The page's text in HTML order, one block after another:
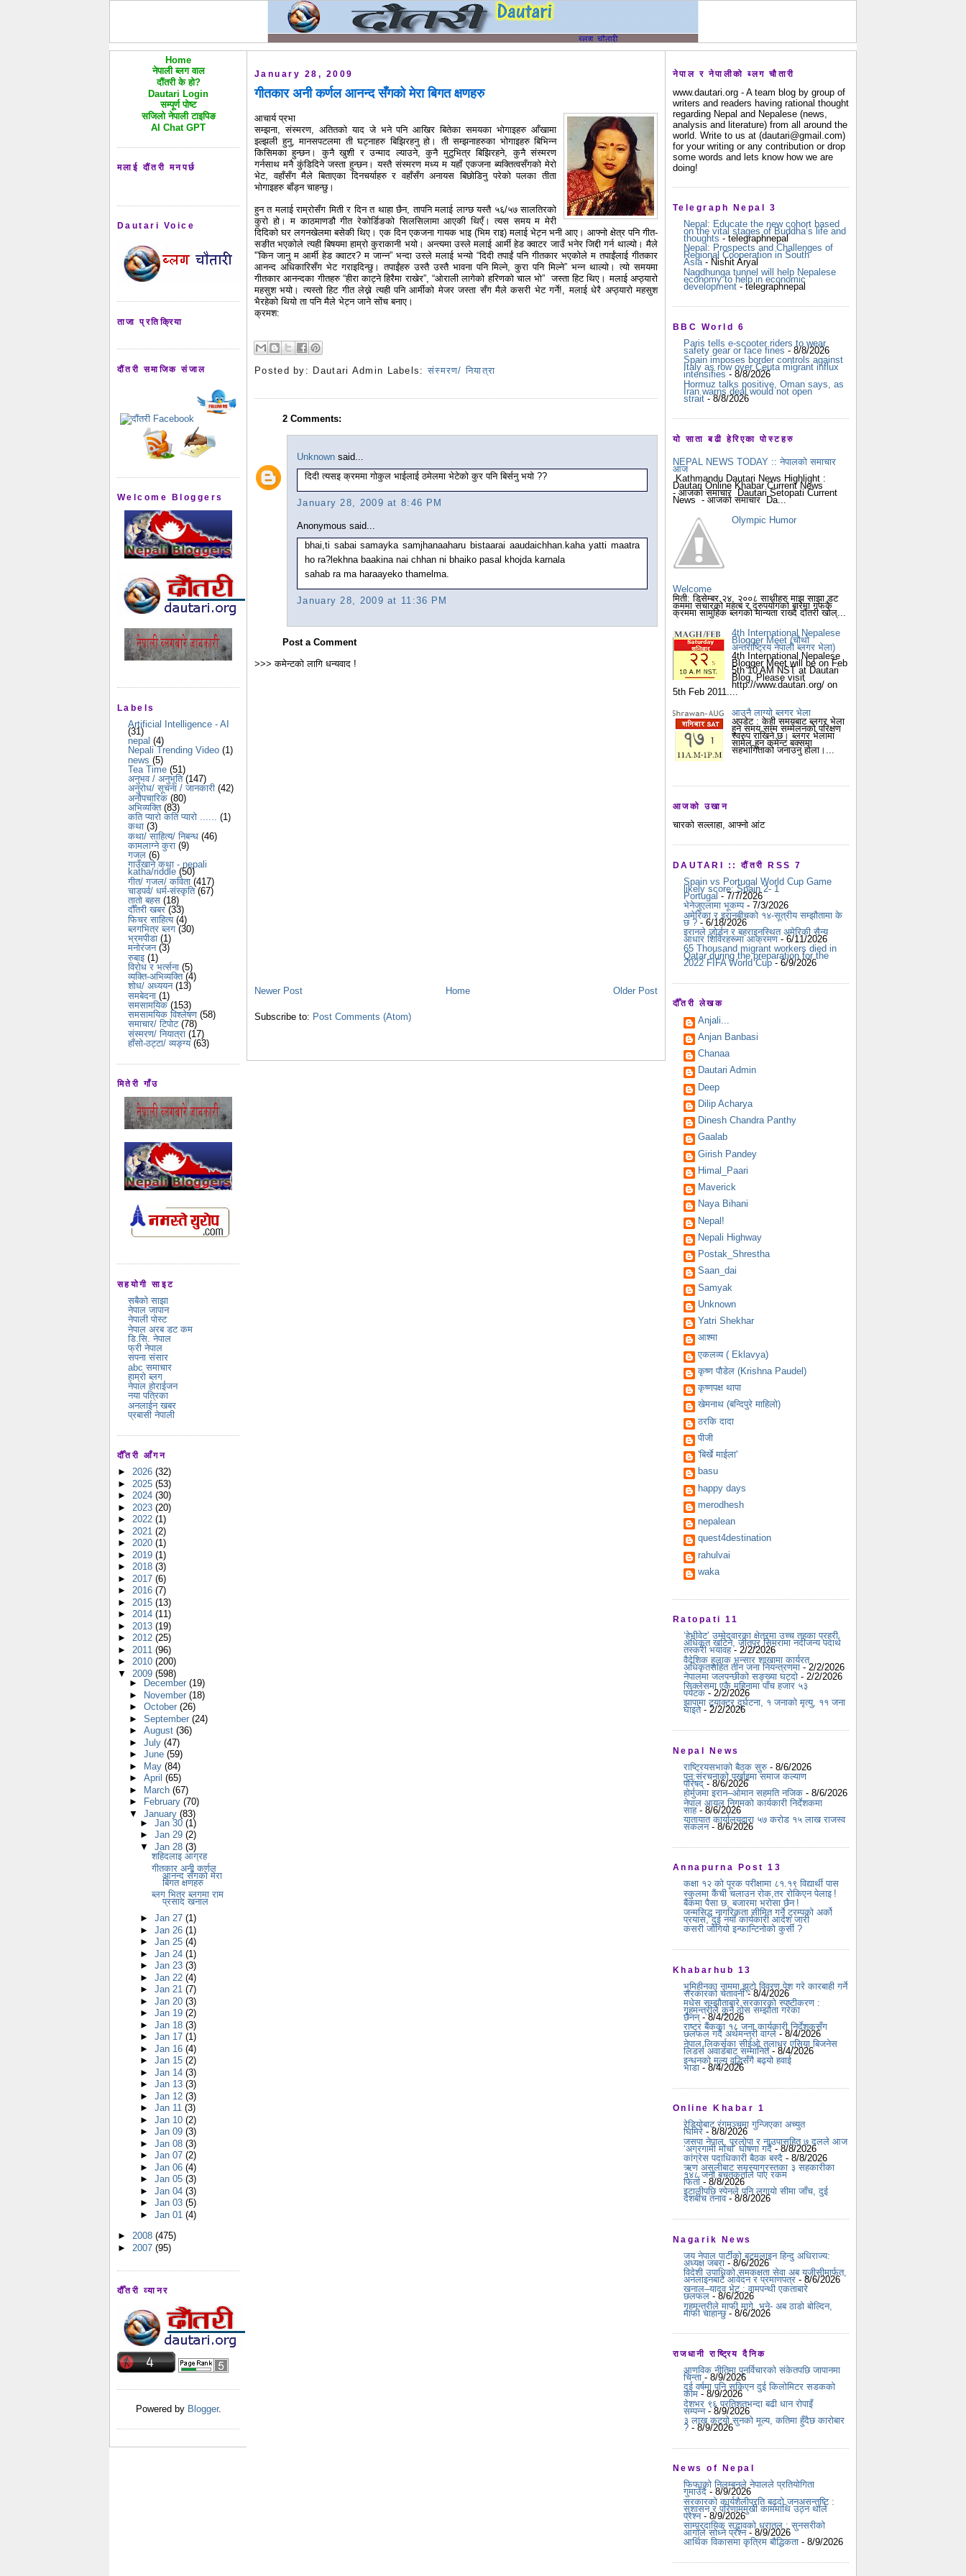
Home
नेपाली ब्लग वाल
दौंतरी के हो?
Dautari Login
सम्पूर्ण पोष्ट
सजिलो नेपाली टाइपिङ
AI Chat GPT
मलाई दौंतरी मनपर्छ
Dautari Voice
ताजा प्रतिक्रिया
दौंतरी समाजिक संजाल
Welcome Bloggers
Labels
Artificial Intelligence - AI
(31)
nepal (4)
Nepali Trending Video (1)
news (5)
Tea Time (51)
अनुभव / अनुभूति (147)
अनुरोध/ सूचना / जानकारी (42)
अनौपचारिक (80)
अभिव्यक्ति (83)
कति प्यारो कति प्यारो ...... (1)
कथा (3)
कथा/ साहित्य/ निबन्ध (46)
कामलाग्ने कुरा (9)
गजल (6)
गाउँखाने कथा - nepali
katha/riddle (50)
गीत/ गजल/ कविता (417)
चाडपर्व/ धर्म-संस्कृति (67)
तातो बहस (18)
दौँतरी खबर (33)
फिचर साहित्य (4)
ब्लगभित्र ब्लग (30)
भ्रमपीडा (1)
मनोरंजन (3)
रुबाइ (1)
विरोध र भर्त्सना (5)
व्यक्ति-अभिव्यक्ति (4)
शोध/ अध्ययन (13)
समबेदना (1)
समसामयिक (153)
समसामयिक विश्लेषण (58)
समाचार/ टिपोट (78)
संस्मरण/ नियात्रा (17)
हाँसो-ठट्टा/ व्यङ्ग्य (63)
मितेरी गाँउ
सहयोगी साइट
सबैको साझा
नेपाल जापान
नेपाली पोस्ट
नेपाल अरब डट कम
डि.सि. नेपाल
फ्री नेपाल
सपना संसार
abc समाचार
हाम्रो ब्लग
नेपाल होराईजन
नया पत्रिका
अनलाईन खबर
प्रबासी नेपाली
दौँतरी आँगन
► 2026 (32)
► 2025 (53)
► 2024 (30)
► 2023 (20)
► 2022 (1)
► 2021 (2)
► 2020 (1)
► 2019 (1)
► 2018 (3)
► 2017 (6)
► 2016 (7)
► 2015 (13)
► 2014 (11)
► 2013 (19)
► 2012 (25)
► 2011 (96)
► 2010 (200)
▼ 2009 (598)
►
December (19)
► November (18)
► October (26)
► September (24)
► August (36)
► July (47)
► June (59)
► May (84)
► April (65)
► March (67)
►
February (70)
▼ January (83)
►Jan 30(1)
►Jan 29(2)
▼Jan 28(3)
शहिदलाइ आग्रह
गीतकार अनी कर्णल
आनन्द सँगको मेरा
बिगत क्षणहरु
ब्लग भित्र ब्लगमा राम
प्रसाद खनाल
►Jan 27(1)
►Jan 26(1)
►Jan 25(4)
►Jan 24(1)
►Jan 23(3)
►Jan 22(4)
►Jan 21(7)
►Jan 20(3)
►Jan 19(2)
►Jan 18(3)
►Jan 17(1)
►Jan 16(4)
►Jan 15(2)
►Jan 14(3)
►Jan 13(3)
►Jan 12(3)
►Jan 11(3)
►Jan 10(2)
►Jan 09(3)
►Jan 08(3)
►Jan 07(2)
►Jan 06(4)
►Jan 05(3)
►Jan 04(3)
►Jan 03(5)
►Jan 01(4)
► 2008 (475)
► 2007 (95)
दौँतरी व्यानर
Powered by Blogger.
January 28, 2009
गीतकार अनी कर्णल आनन्द सँगको मेरा बिगत क्षणहरु
आचार्य प्रभा
सम्झना, संस्मरण, अतितको याद जे भने पनि आखिर बितेका समयका भोगाइहरु आँखामा
झ्ल्झली हुनु, मानसपटलमा ती घट्नाहरु बिझिरहनु हो। ती सम्झनाहरुका भोगाइहरु बिभिन्न
किसिमका हुन्छन। कुनै खुशी र उन्माद ल्याउने, कुनै मुटुभित्र बिझिरहने, कुनै संस्मरण
गर्नसाथ मनै कुंडिदिने जस्ता हुन्छन। यस्तै संस्मरण मध्य म यहाँ एकजना ब्यक्तित्वसँगको मेरो
भेट, वहाँसँग मैले बिताएका दिनचर्याहरु र वहाँसँग अनायस बिछोडिनु परेको पलका तीता
भोगाइहरु बाँड्न चाहन्छु।
हुन त मलाई राम्रोसँग मिती र दिन त थाहा छैन, तापनि मलाई लाग्छ यस्तै ५६/५७ सालतिरको
कुरो हो। म काठमाणडौ गीत रेकोर्डिङको सिलसिलामा आएकी थिएँ। त्यस समय म मेरी
दिदिको घर लगनखेलमा बसेकी थिए। एक दिन एकजना गायक भाइ (भिमराइ) मलाई भेट्न भनी आए। आफ्नो क्षेत्र पनि गीत-
सङीत भएकोले त्यही बिषयमा हाम्रो कुराकानी भयो। अन्त्यमा उस्ले मलाई आर्मी हेड क्वाटर जाउँ भनेर जिद्दी गर्न थाल्यो। मैले
'”किन जानु म आर्मी हेड क्वाटर? म जान्न” भन्दा उस्ले मलाई भन्यो “दिदी तपाईं पनि गीतकार भएकोले म तपाईंलाई गीतकार
आनन्द अधिकारिसँग भेट गराइदिन्छु। तपाईंहरु उस्तै उस्तै भावना पनि मिल्ने, कुरा पनि मिल्ने” भन्न थाल्यो। त्यो समयमा
गीतकार आनन्दका गीतहरु “हीरा काट्ने हिरैमा राखेर”, “ओराली लागेको हरिणको चाल भो” जस्ता हिट थिए। मलाई अप्ठ्यारो
महसुश भयो। त्यस्तो हिट गीत लेख्ने त्यही पनि आर्मीको मेजर जस्ता सँग मैले कसरी भेट गर्ने!, मलाई धेरै अप्ठ्यारो महसुश
भैरहेको थियो ता पनि मैले भेट्न जाने सोंच बनाए।
क्रमश:
Posted by: Dautari Admin Labels:संस्मरण/ नियात्रा
2 Comments:
Unknown said...
दिदी त्यसइ क्रममा गोकुल भाईलाई ठमेलमा भेटेको कुर पनि बिर्सनु भयो ??
January 28, 2009 at 8:46 PM
Anonymous said...
bhai,ti sabai samayka samjhanaaharu bistaarai aaudaichhan.kaha yatti maatra
ho ra?lekhna baakina nai chhan ni bhaiko pasal khojda karnala
sahab ra ma haraayeko thamelma.
January 28, 2009 at 11:36 PM
Post a Comment
>>> कमेन्टको लागि धन्यवाद !
Newer Post Older Post
Home
Subscribe to: Post Comments (Atom)
नेपाल र नेपालीको ब्लग चौतारी
www.dautari.org - A team blog by group of
writers and readers having rational thought
regarding Nepal and Nepalese (news,
analysis and literature) from all around the
world. Write to us at (dautari@gmail.com)
for your writing or any contribution or drop
some words and lets know how we are
doing!
Telegraph Nepal 3
Nepal: Educate the new cohort based
on the vital stages of Buddha’s life and
thoughts - telegraphnepal
Nepal: Prospects and Challenges of
Regional Cooperation in South
Asia- Nishit Aryal
Nagdhunga tunnel will help Nepalese
economy to help in economic
development - telegraphnepal
BBC World 6
Paris tells e-scooter riders to wear
safety gear or face fines - 8/8/2026
Spain imposes border controls against
Italy as row over Ceuta migrant influx
intensifies - 8/8/2026
Hormuz talks positive, Oman says, as
Iran warns deal would not open
strait- 8/8/2026
यो साता बढी हेरिएका पोस्टहरु
NEPAL NEWS TODAY :: नेपालको समाचार
आज
Kathmandu Dautari News Highlight :
Dautari Online Khabar Current News
- आजको समाचार Dautari Setopati Current
News - आजको समाचार Da...
Olympic Humor
Welcome
मिती: डिसेम्बर २४, २००८ साथीहरु माझ साझा डट
कममा संचारको महत्ब र दुरुपयोगको बारेमा गफकै
क्रममा सामुहिक ब्लगको मान्यता राख्दै दौंतरी खोल्...
4th International Nepalese
Blogger Meet (चौथो
अन्तराष्ट्रिय नेपाली ब्लगर भेला)
4th International Nepalese
Blogger Meet will be on Feb
5th 10 AM NST at Dautari
Blog. Please visit
http://www.dautari.org/ on
5th Feb 2011....
आउनै लाग्यो ब्लगर भेला
अपडेट : केही समयबाट ब्लगर भेला
हुने समय सम्म सम्मेलनको परिक्षण
स्वरुप राखिने छ। ब्लगर भेलामा
सामेल हुन कमेन्ट बक्समा
सहभागिताको जनाउनु होला।...
आजको उखान
चारको सल्लाहा, आफ्नो आंट
DAUTARI :: दौंतरी RSS 7
Spain vs Portugal World Cup Game
likely score: Spain 2- 1
Portugal - 7/7/2026
भेनेजुएलामा भूकम्प- 7/3/2026
अमेरिका र इरानबीचको १४-सूत्रीय सम्झौतामा के
छ ? - 6/18/2026
इरानले जोर्डन र बहराइनस्थित अमेरिकी सैन्य
आधार शिविरहरूमा आक्रमण - 6/11/2026
65 Thousand migrant workers died in
Qatar during the preparation for the
2022 FIFA World Cup - 6/9/2026
दौँतरी लेखक
Anjali...
Anjan Banbasi
Chanaa
Dautari Admin
Deep
Dilip Acharya
Dinesh Chandra Panthy
Gaalab
Girish Pandey
Himal_Paari
Maverick
Naya Bihani
Nepal!
Nepali Highway
Postak_Shrestha
Saan_dai
Samyak
Unknown
Yatri Shekhar
आश्मा
एकलव्य ( Eklavya)
कृष्ण पौडेल (Krishna Paudel)
कृष्णपक्ष थापा
खेमनाथ (बन्दिपुरे माहिलो)
ठरकि दादा
पीजी
'बिर्खे माईला'
basu
happy days
merodhesh
nepalean
quest4destination
rahulvai
waka
Ratopati 11
‘हेभीवेट’ उम्मेदवारका क्षेत्रमा उच्च तहका प्रहरी
अधिकृत खटिने, जीतपुर सिमरामा नदीजन्य पदार्थ
तस्करी भयावह- 2/2/2026
वैदेशिक हुलाक भन्सार शाखामा कार्यरत
अधिकृतसहित तीन जना नियन्त्रणमा - 2/2/2026
नेपालमा जलपन्छीको सङ्ख्या घट्दो - 2/2/2026
सिक्लेसमा एकै महिनामा पाँच हजार ५३
पर्यटक - 2/2/2026
झापामा ट्र्याक्टर दुर्घटना, १ जनाको मृत्यु, ११ जना
घाइते- 2/2/2026
Nepal News
राष्ट्रियसभाको बैठक सुरु- 8/6/2026
पुन:संरचनाको पर्खाइमा समाज कल्याण
परिषद् - 8/6/2026
होर्मुजमा इरान–ओमान सहमति नजिक - 8/6/2026
नेपाल आयल निगमको कार्यकारी निर्देशकमा
साह- 8/6/2026
यातायात कार्यालयद्वारा ५७ करोड १५ लाख राजस्व
संकलन- 8/6/2026
Annapurna Post 13
कक्षा १२ को पूरक परीक्षामा ८१.१९ विद्यार्थी पास
स्कुलमा कैंची चलाउन रोक,तर रोकिएन पेलाइ !
बैंकमा पैसा छ, बजारमा भरोसा छैन !
जन्मसिद्ध नागरिकता सीमित गर्ने ट्रम्पको अर्को
प्रयास, दुई नयाँ कार्यकारी आदेश जारी
कसरी जोगियो इन्फान्टिनोको कुर्सी ?
Khabarhub 13
भूमिहीनका नाममा झूटो विवरण पेश गरे कारबाही गर्ने
सरकारको चेतावनी- 8/4/2026
मधेस सम्झौताबारे सरकारको स्पष्टीकरण :
गृहमन्त्रीले कुनै ठोस सम्झौता गरेका
छैनन्- 8/4/2026
राष्ट्र बैंकका १८ जना कार्यकारी निर्देशकसँग
छलफल गर्दै अर्थमन्त्री वाग्ले - 8/4/2026
नेपाल लिकर्सका सीईओ तुलाधर एसिया बिजनेस
लिडर्स अवार्डबाट सम्मानित- 8/4/2026
इन्धनको मूल्य वृद्धिसँगै बढ्यो हवाई
भाडा - 8/4/2026
Online Khabar 1
रेडियोबाट रंगमञ्चमा गुन्जिएका अच्युत
घिमिरे - 8/8/2026
जसपा नेपाल, प्रलोपा र नाउपासहित ७ दलले आज
‘अग्रगामी मोर्चा’ घोषणा गर्दै- 8/8/2026
कांग्रेस पदाधिकारी बैठक बस्दै - 8/8/2026
ऋण असुलीबाट समस्याग्रस्तका ३ सहकारीका
१४८ जना बचतकर्ताले पाए रकम
फिर्ता - 8/8/2026
इटालीपछि स्पेनले पनि लगायो सीमा जाँच, दुई
देशबीच तनाव- 8/8/2026
Nagarik News
जय नेपाल पार्टीको बटमलाइन हिन्दु अधिराज्य:
अध्यक्ष जबरा - 8/6/2026
विदेशी उपाधिको समकक्षता सेवा अब यूजीसीमार्फत,
अनलाइनबाटै आवेदन र प्रमाणपत्र - 8/6/2026
खनाल–यादव भेट : वामपन्थी एकताबारे
छलफल - 8/6/2026
गृहमन्त्रीले माफी मागे, भने- अब ठाडो बोल्दिन,
माफी चाहान्छु- 8/6/2026
राजधानी राष्ट्रिय दैनिक
आणविक नीतिमा पुनर्विचारको संकेतपछि जापानमा
चिन्ता - 8/9/2026
दुई वर्षमा पनि सकिएन दुई किलोमिटर सडकको
काम - 8/9/2026
देशभर ९६ प्रतिशतभन्दा बढी धान रोपाइँ
सम्पन्न- 8/9/2026
३ लाख कट्यो सुनको मूल्य, कतिमा हुँदैछ कारोबार
? - 8/9/2026
News of Nepal
फिफाको निलम्बनले नेपालले प्रतियोगिता
गुमाउँदैं - 8/9/2026
सरकारको कार्यशैलीप्रति बढ्दो जनअसन्तुष्टि :
सुशासन र परिणाममुखी काममाथि उठ्न थाले
प्रश्न- 8/9/2026
साम्प्रदायिक सद्भावको धरातल : सुनसरीको
आगोले सोध्ने प्रश्न- 8/9/2026
आर्थिक विकासमा कृत्रिम बौद्धिकता - 8/9/2026